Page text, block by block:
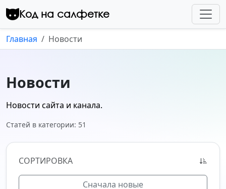
Перейти к контенту
Код на салфетке
Главная Новости
Новости
Новости сайта и канала.
Статей в категории: 51
СОРТИРОВКА
Сначала новые